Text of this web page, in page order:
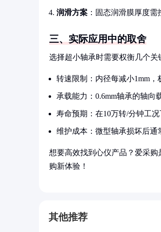
润滑方案 ：固态润滑膜厚度需
三、实际应用中的取舍
选择超小轴承时需要权衡几个关
转速限制：内径每减小1mm，
承载能力：0.6mm轴承的轴向
寿命预期：在10万转/分钟工
维护成本：微型轴承损坏后通
想要高效找到心仪产品？爱采
购新体验！
其他推荐